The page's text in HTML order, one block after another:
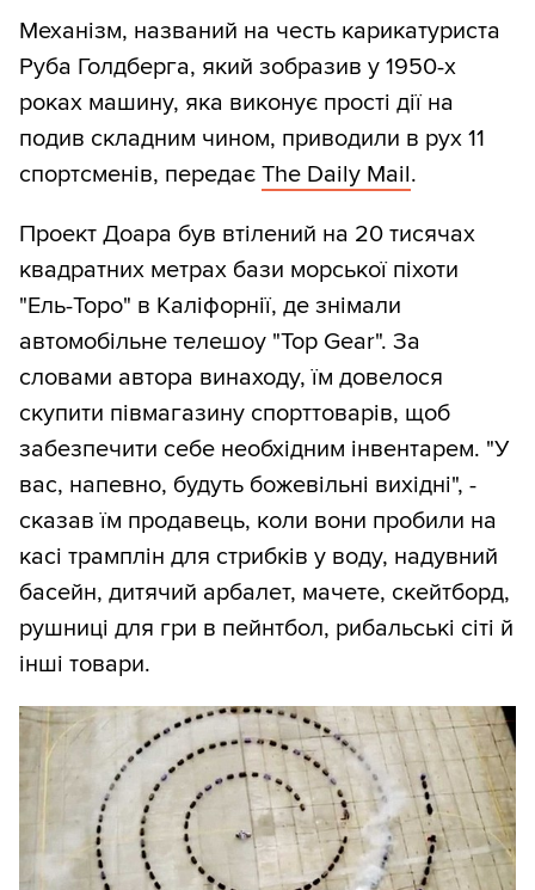
Механізм, названий на честь карикатуриста
Руба Голдберга, який зобразив у 1950-х
роках машину, яка виконує прості дії на
подив складним чином, приводили в рух 11
спортсменів, передає The Daily Mail.
Проект Доара був втілений на 20 тисячах
квадратних метрах бази морської піхоти
"Ель-Торо" в Каліфорнії, де знімали
автомобільне телешоу "Top Gear". За
словами автора винаходу, їм довелося
скупити півмагазину спорттоварів, щоб
забезпечити себе необхідним інвентарем. "У
вас, напевно, будуть божевільні вихідні", -
сказав їм продавець, коли вони пробили на
касі трамплін для стрибків у воду, надувний
басейн, дитячий арбалет, мачете, скейтборд,
рушниці для гри в пейнтбол, рибальські сіті й
інші товари.